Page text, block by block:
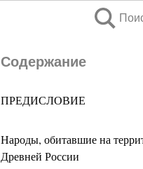
Содержание
ПРЕДИСЛОВИЕ
Народы, обитавшие на
Древней России